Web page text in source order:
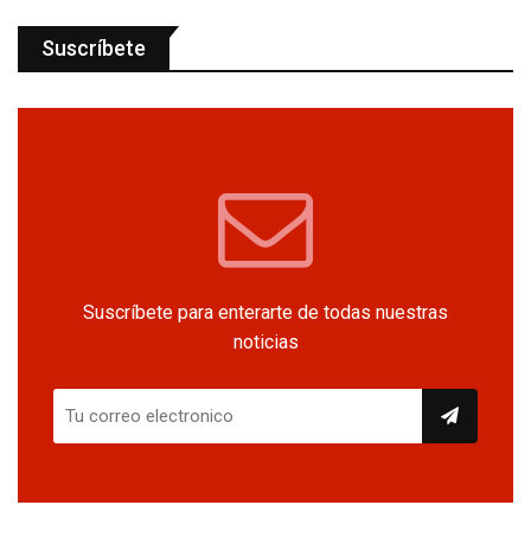
Suscríbete
Suscríbete para enterarte de todas nuestras
noticias